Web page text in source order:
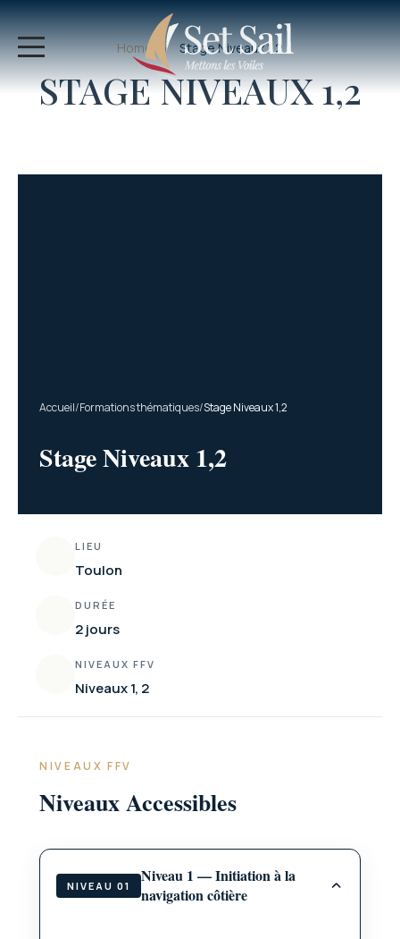
Home Stage Niveaux 1,2
STAGE NIVEAUX 1,2
Accueil/Formations thématiques/Stage Niveaux 1,2
Stage Niveaux 1,2
LIEU
Toulon
DURÉE
2 jours
NIVEAUX FFV
Niveaux 1, 2
NIVEAUX FFV
Niveaux Accessibles
NIVEAU 01
Niveau 1 — Initiation à la
navigation côtière